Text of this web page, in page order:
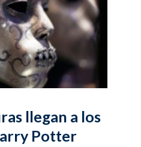
llegan a los
Potter